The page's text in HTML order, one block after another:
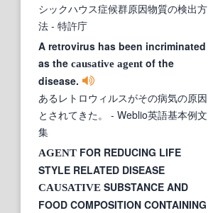
シックハウス症候群原因物質の検出方
法 - 特許庁
A retrovirus has been incriminated
as the causative agent of the
disease.
あるレトロウィルスがその病気の原因
とされてきた。
- Weblio英語基本例文
集
AGENT FOR REDUCING LIFE
STYLE RELATED DISEASE
CAUSATIVE SUBSTANCE AND
FOOD COMPOSITION CONTAINING